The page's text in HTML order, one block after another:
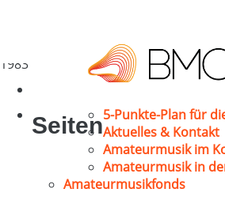
1983
Seiten5-Punkte-Plan für
Aktuelles & Kontakt
Amateurmusik im
Amateurmusik in
Amateurmusikfonds